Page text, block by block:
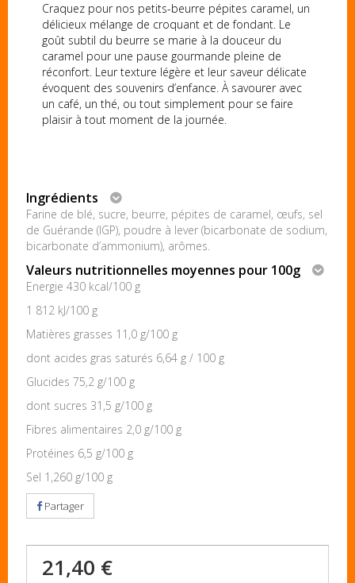
Craquez pour nos petits-beurre pépites caramel, un
délicieux mélange de croquant et de fondant. Le
goût subtil du beurre se marie à la douceur du
caramel pour une pause gourmande pleine de
réconfort. Leur texture légère et leur saveur délicate
évoquent des souvenirs d’enfance. À savourer avec
un café, un thé, ou tout simplement pour se faire
plaisir à tout moment de la journée.
Ingrédients
Farine de blé, sucre, beurre, pépites de caramel, œufs, sel
de Guérande (IGP), poudre à lever (bicarbonate de sodium,
bicarbonate d’ammonium), arômes.
Valeurs nutritionnelles moyennes pour 100g
Energie 430 kcal/100 g
1 812 kJ/100 g
Matières grasses 11,0 g/100 g
dont acides gras saturés 6,64 g / 100 g
Glucides 75,2 g/100 g
dont sucres 31,5 g/100 g
Fibres alimentaires 2,0 g/100 g
Protéines 6,5 g/100 g
Sel 1,260 g/100 g
Partager
21,40 €